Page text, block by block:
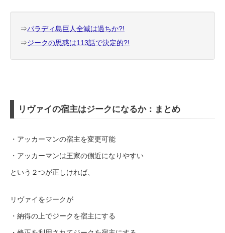
⇒パラディ島巨人全滅は過ちか?!
⇒ジークの思惑は113話で決定的?!
リヴァイの宿主はジークになるか：まとめ
・アッカーマンの宿主を変更可能
・アッカーマンは王家の側近になりやすい
という２つが正しければ、
リヴァイをジークが
・納得の上でジークを宿主にする